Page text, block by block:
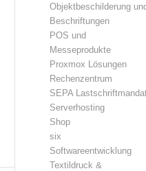
Objektbeschilderung
Beschriftungen
POS und
Messeprodukte
Proxmox Lösungen
Rechenzentrum
SEPA
Serverhosting
Shop
six
Softwareentwicklung
Textildruck &